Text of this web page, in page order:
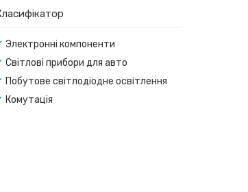
Электронні компоненти
Світлові прибори для авто
Побутове світлодіодне освітлення
Комутація